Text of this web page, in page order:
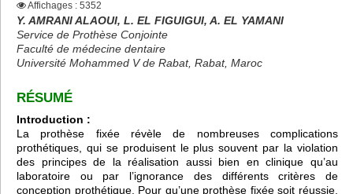
Affichages : 5352
Y. AMRANI ALAOUI, L. EL FIGUIGUI, A. EL YAMANI
Service de Prothèse Conjointe
Faculté de médecine dentaire
Université Mohammed V de Rabat, Rabat, Maroc
RÉSUMÉ
Introduction :
La prothèse fixée révèle de nombreuses complications
prothétiques, qui se produisent le plus souvent par la violation
des principes de la réalisation aussi bien en clinique qu’au
laboratoire ou par l’ignorance des différents critères de
conception prothétique. Pour qu’une prothèse fixée soit réussie,